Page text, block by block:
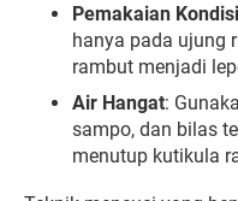
Pemakaian
hanya pada ujung
rambut menjadi
Air Hangat:
sampo, dan bilas
menutup kutikula